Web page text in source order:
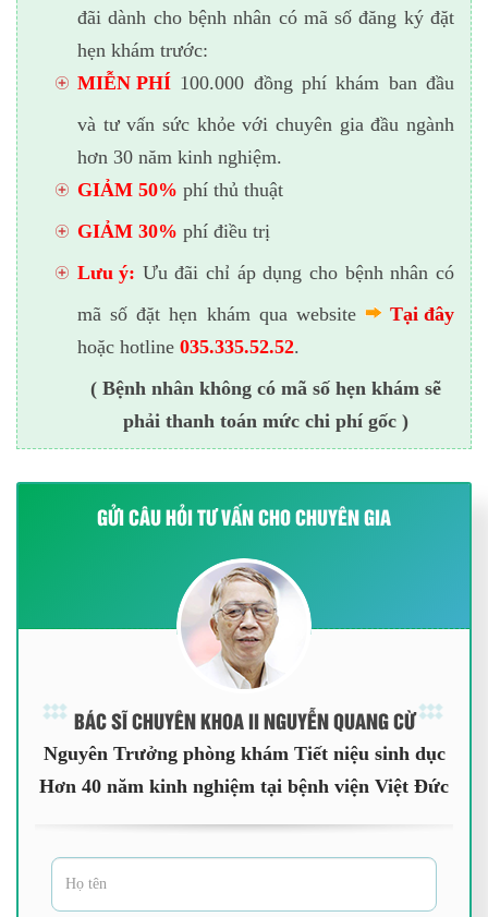
đãi dành cho bệnh nhân có mã số đăng ký đặt
hẹn khám trước:
MIỄN PHÍ 100.000 đồng phí khám ban đầu
và tư vấn sức khỏe với chuyên gia đầu ngành
hơn 30 năm kinh nghiệm.
GIẢM 50% phí thủ thuật
GIẢM 30% phí điều trị
Lưu ý: Ưu đãi chỉ áp dụng cho bệnh nhân có
mã số đặt hẹn khám qua website
Tại đây
hoặc hotline 035.335.52.52.
( Bệnh nhân không có mã số hẹn khám sẽ
phải thanh toán mức chi phí gốc )
GỬI CÂU HỎI TƯ VẤN CHO CHUYÊN GIA
BÁC SĨ CHUYÊN KHOA II NGUYỄN QUANG CỪ
Nguyên Trưởng phòng khám Tiết niệu sinh dục
Hơn 40 năm kinh nghiệm tại bệnh viện Việt Đức